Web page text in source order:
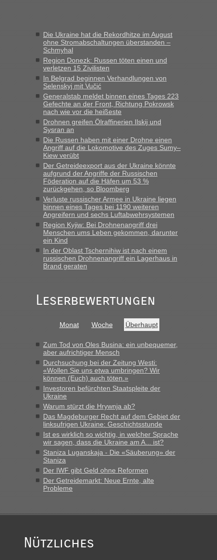
Milliarden aufgedeckt
„Kein Zoll. Du musst an sich nur sagen dass das privat ist
und du nicht damit handeln willst. So lange das nicht
Originalverpackt ist und ersichlich das nicht neu sollte es
keine Probleme geben“
Recht, Visa und Dokumente • Deklaration
gebrauchter Kleidung beim Zoll
„Hallo Leute, ich weiß nicht, ob ich hier richtig bin mit meiner
Anfrage. Ich möchte 4 Umzugskartons mit gebrauchter
Straßen Kleidung bei der Einreise in die Ukraine
mitnehmen. Es ist gebrauchte Kleidung...“
Berichte und Reisetipps • Re: An welchem
Grenzübergang zwischen Polen und der Ukraine geht es am
schnellsten?
„Wir sind mit unserem Wohnmobil, wie geplant am Montag
15.6. in Krakovets rüber. Sehr zeitig los gegen 5 Uhr in der
Früh. Mit sehr sehr wenig Verkehr, super bis zur Grenze. Nur
8 PKW vor der Schranke....“
inBerichte und Reisetipps • Re: An welchem
Grenzübergang zwischen Polen und der Ukraine geht es am
schnellsten?
schnell da auch Passagiere mit EU-Pass dabei waren“
Berichte und Reisetipps • Re: An welchem
Grenzübergang zwischen Polen und der Ukraine geht es am
„Bin am Montag 15.6.26 um 8 Uhr in Urgyniw ausgereist,
das erste Mal an einem Montagmorgen ca. 15 Fahrzeuge
vor mir, bin sonst der Erste oder Zweite, egal, nach ca 20
Minuten wurde dann die nächste Welle...“
Berichte und Reisetipps • Re: An welchem
Grenzübergang zwischen Polen und der Ukraine geht es am
schnellsten?
„Derzeit, ist es überall sehr voll an den Grenzen Ukraine/
Polen. Zb. Krakovets 100 PKW ca. 10 h Wartezeit. Wollen
Montag rüber, versuchen es sehr früh.“
Die Ukraine hat die Rekordhitze im August
ohne Stromabschaltungen überstanden –
Schmyhal
Region Donezk: Russen töten einen und
verletzen 15 Zivilisten
In Belgrad beginnen Verhandlungen von
Selenskyj mit Vučić
Generalstab meldet binnen eines Tages 223
Gefechte an der Front, Richtung Pokrowsk
nach wie vor die heißeste
Drohnen greifen Ölraffinerien Ilskij und
Sysran an
Die Russen haben mit einer Drohne einen
Angriff auf die Lokomotive des Zuges Sumy–
Kiew verübt
Der Getreideexport aus der Ukraine könnte
aufgrund der Angriffe der Russischen
Föderation auf die Häfen um 53 %
zurückgehen, so Bloomberg
Verluste russischer Armee in Ukraine liegen
binnen eines Tages bei 1190 weiteren
Angreifern und sechs Luftabwehrsystemen
Region Kyjiw: Bei Drohnenangriff drei
Menschen ums Leben gekommen, darunter
ein Kind
In der Oblast Tschernihiw ist nach einem
russischen Drohnenangriff ein Lagerhaus in
Brand geraten
Leserbewertungen
Monat Woche Überhaupt
Zum Tod von Oles Busina: ein unbequemer,
aber aufrichtiger Mensch
Durchsuchung bei der Zeitung Westi:
«Wollen Sie uns etwa umbringen? Wir
können (Euch) auch töten.»
Investoren befürchten Staatspleite der
Ukraine
Warum stürzt die Hrywnja ab?
Das Magdeburger Recht auf dem Gebiet der
linksufrigen Ukraine: Geschichtsstunde
Ist es wirklich so wichtig, in welcher Sprache
wir sagen, dass die Ukraine am A... ist?
Staniza Luganskaja - Die «Säuberung» der
Staniza
Der IWF gibt Geld ohne Reformen
Der Getreidemarkt: Neue Ernte, alte
Probleme
Nützliches